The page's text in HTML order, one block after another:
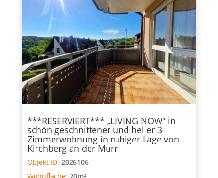
***RESERVIERT*** „LIVING NOW“ in
schön geschnittener und heller 3
Zimmerwohnung in ruhiger Lage von
Kirchberg an der Murr
Objekt ID: 2026106
Wohnfläche: 70m²